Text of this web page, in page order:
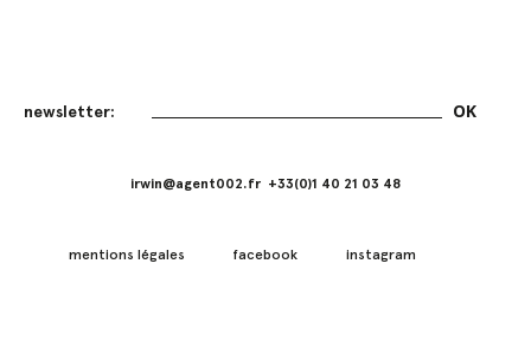
irwin@agent002.fr +33(0)1 40 21 03 48
mentions légales facebook instagram